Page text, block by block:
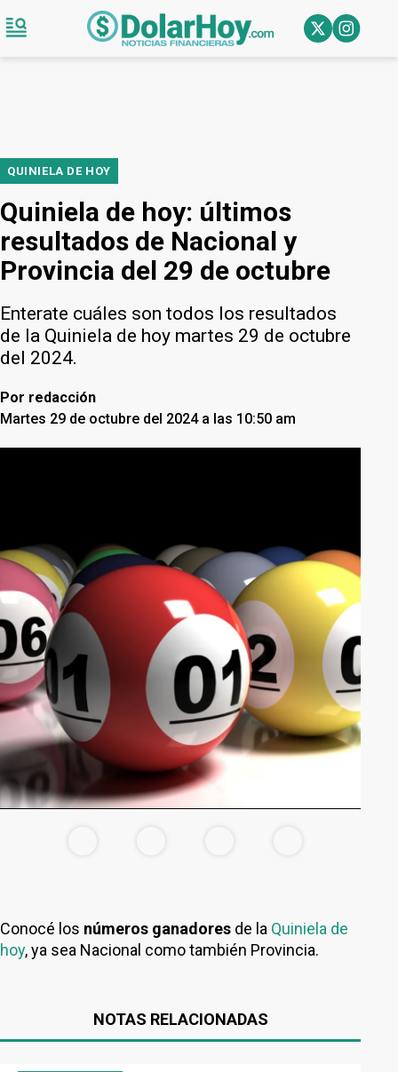
QUINIELA DE HOY
Quiniela de hoy: últimos
resultados de Nacional y
Provincia del 29 de octubre
Enterate cuáles son todos los resultados
de la Quiniela de hoy martes 29 de octubre
del 2024.
Por redacción
Martes 29 de octubre del 2024 a las 10:50 am
Conocé los números ganadores de la Quiniela de
hoy, ya sea Nacional como también Provincia.
NOTAS RELACIONADAS